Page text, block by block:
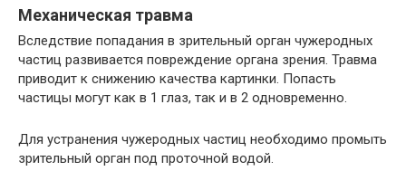
Механическая травма
Вследствие попадания в зрительный орган чужеродных
частиц развивается повреждение органа зрения. Травма
приводит к снижению качества картинки. Попасть
частицы могут как в 1 глаз, так и в 2 одновременно.
Для устранения чужеродных частиц необходимо промыть
зрительный орган под проточной водой.